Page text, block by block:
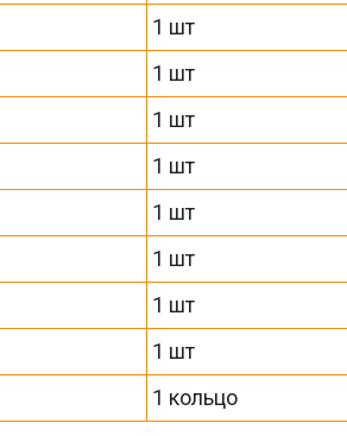
1 шт
1 шт
1 шт
1 шт
1 шт
1 шт
1 шт
1 шт
1 кольцо